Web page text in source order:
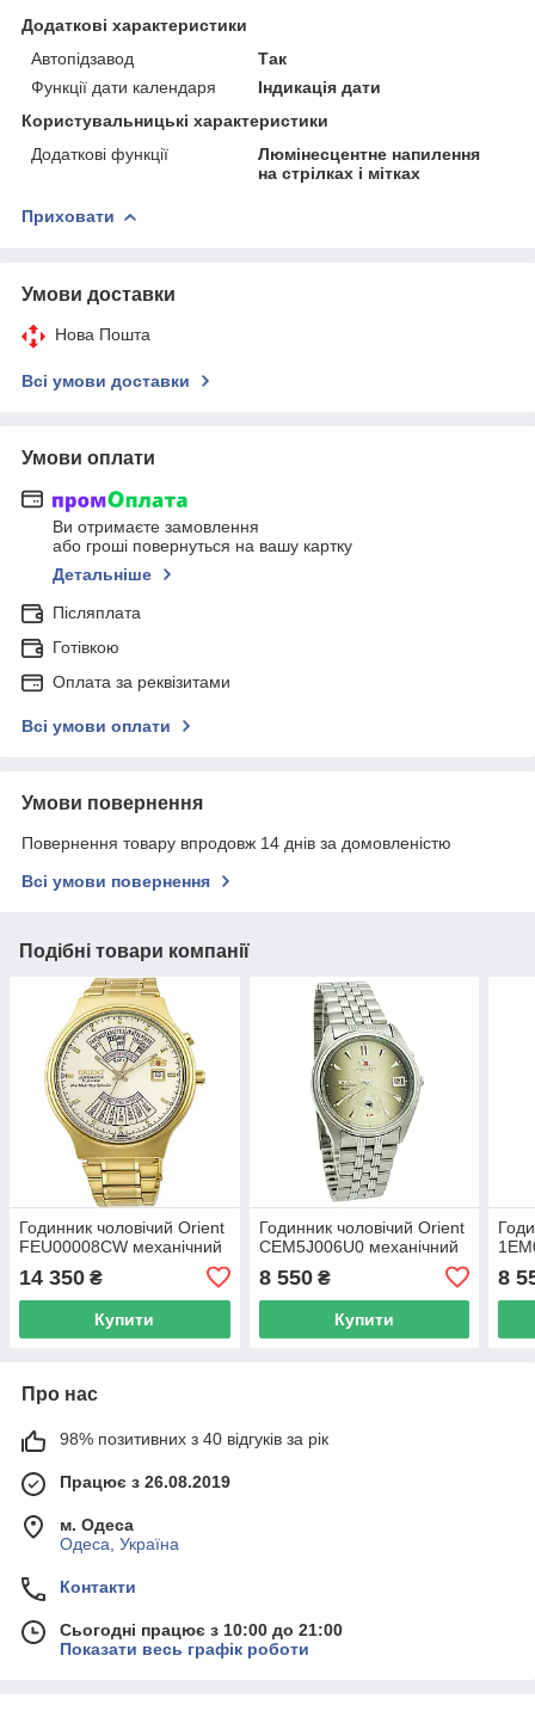
Додаткові характеристики
Автопідзавод
Так
Функції дати календаря
Індикація дати
Користувальницькі характеристики
Додаткові функції
Люмінесцентне напилення
на стрілках і мітках
Приховати
Умови доставки
Нова Пошта
Всі умови доставки
Умови оплати
Ви отримаєте замовлення
або гроші повернуться на вашу картку
Детальніше
Післяплата
Готівкою
Оплата за реквізитами
Всі умови оплати
Умови повернення
Повернення товару впродовж 14 днів за домовленістю
Всі умови повернення
Подібні товари компанії
Годинник чоловічий Orient
FEU00008CW механічний
14 350 ₴
Купити
Годинник чоловічий Orient
CEM5J006U0 механічний
8 550₴
Купити
8
Про нас
98% позитивних з 40 відгуків за рік
Працює з 26.08.2019
м. Одеса
Одеса, Україна
Контакти
Сьогодні працює з 10:00 до 21:00
Показати весь графік роботи